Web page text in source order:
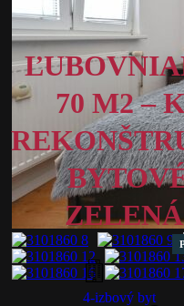
70 M2 –
4-izbový byt